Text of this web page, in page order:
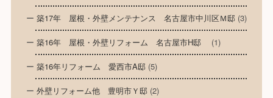
築17年 屋根・外壁メンテナンス 名古屋市中川区Ｍ邸(3)
築16年 屋根・外壁リフォーム 名古屋市H邸 (1)
築16年リフォーム 愛西市A邸(5)
外壁リフォーム他 豊明市Ｙ邸(2)